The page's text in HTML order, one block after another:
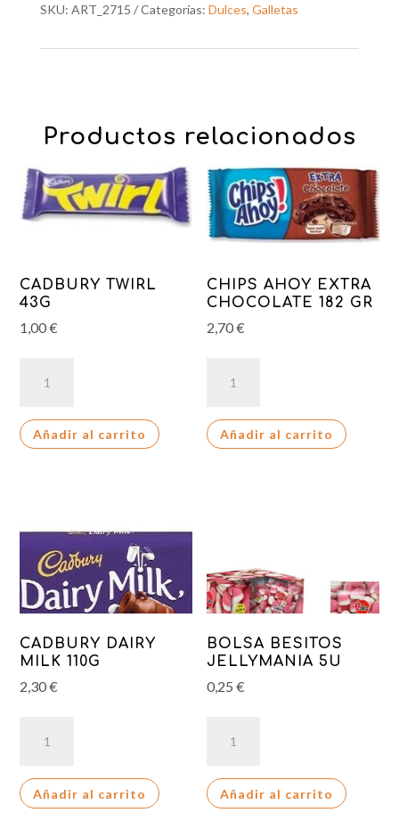
SKU: ART_2715 Categorías: Dulces, Galletas
Productos relacionados
CADBURY TWIRL
43G
1,00€
TWIRL
cantidad
Añadir al carrito
CHIPS AHOY EXTRA
CHOCOLATE 182 GR
2,70€
AHOY
CHOCOLATE
Añadir al carrito
CADBURY DAIRY
MILK 110G
2,30€
DAIRY
110G
Añadir al carrito
BOLSA BESITOS
JELLYMANIA 5U
0,25€
BESITOS
5UAñadir al carrito